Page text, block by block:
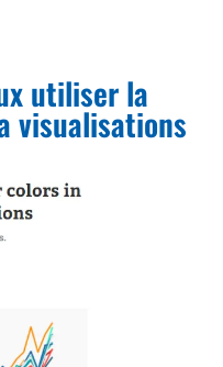
utiliser la
visualisations